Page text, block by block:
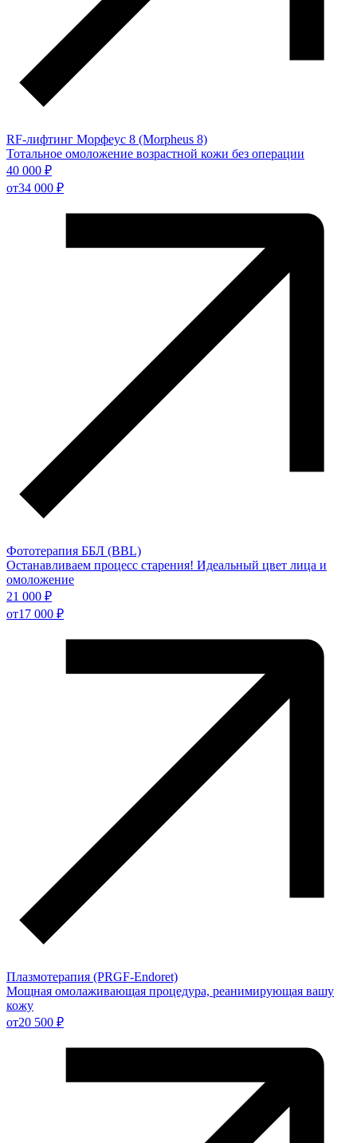
RF-лифтинг Морфеус 8 (Morpheus 8)
Тотальное омоложение возрастной кожи без операции
40 000 ₽
от34 000 ₽
Фототерапия ББЛ (BBL)
Останавливаем процесс старения! Идеальный цвет лица и
омоложение
21 000 ₽
от17 000 ₽
Плазмотерапия (PRGF-Endoret)
Мощная омолаживающая процедура, реанимирующая вашу
кожу
от20 500 ₽